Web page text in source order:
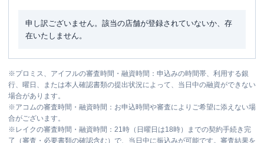
申し訳ございません。該当の店舗が登録されていないか、存
在いたしません。
※プロミス、アイフルの審査時間・融資時間：申込みの時間帯、利用する銀
行、曜日、または本人確認書類の提出状況によって、当日中の融資ができない
場合があります。
※アコムの審査時間・融資時間：お申込時間や審査によりご希望に添えない場
合がございます。
※ レイクの審査時間・融資時間：21時（日曜日は18時）までの契約手続き完
了（審査・必要書類の確認含む）で、当日中に振込みが可能です。審査結果を